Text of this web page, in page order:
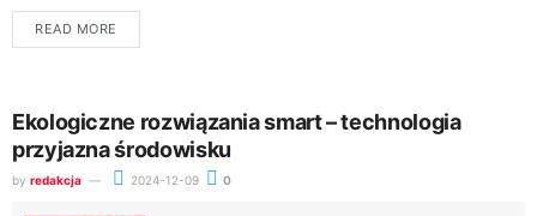
oświetlenie LED oraz systemy automatyki domowej. Produkty te
nadają...
READ MORE
Ekologiczne rozwiązania smart – technologia
przyjazna środowisku
by redakcja 2024-12-09 0